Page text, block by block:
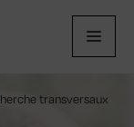
transversaux